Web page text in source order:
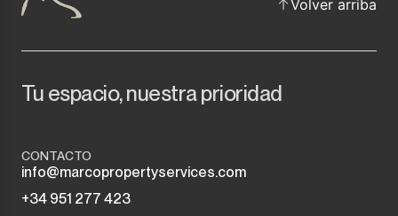
Volver arriba
Tu espacio, nuestra prioridad
CONTACTO
info@marcopropertyservices.com
+34 951 277 423